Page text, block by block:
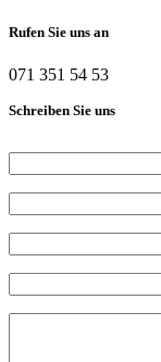
Rufen Sie uns an
071 351 54 53
Schreiben Sie uns